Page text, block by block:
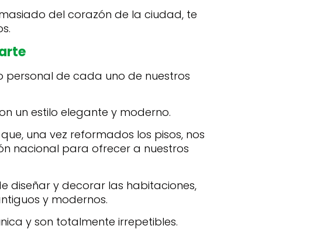
del corazón de la ciudad, te
personal de cada uno de nuestros
un estilo elegante y moderno.
una vez reformados los pisos, nos
nacional para ofrecer a nuestros
diseñar y decorar las habitaciones,
y modernos.
y son totalmente irrepetibles.